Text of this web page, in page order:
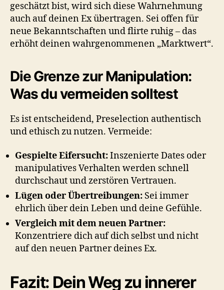
geschätzt bist, wird sich diese Wahrnehmung
auch auf deinen Ex übertragen. Sei offen für
neue Bekanntschaften und flirte ruhig – das
erhöht deinen wahrgenommenen „Marktwert“.
Die Grenze zur Manipulation:
Was du vermeiden solltest
Es ist entscheidend, Preselection authentisch
und ethisch zu nutzen. Vermeide:
Gespielte Eifersucht:Inszenierte Dates oder
manipulatives Verhalten werden schnell
durchschaut und zerstören Vertrauen.
Lügen oder Übertreibungen: Sei immer
ehrlich über dein Leben und deine Gefühle.
Vergleich mit dem neuen Partner:
Konzentriere dich auf dich selbst und nicht
auf den neuen Partner deines Ex.
Fazit: Dein Weg zu innerer